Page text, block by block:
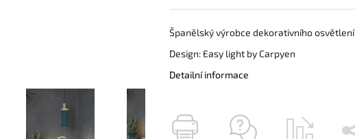
Španělský výrobce dekorativního osvětlení
Design: Easy light by Carpyen
Detailní informace